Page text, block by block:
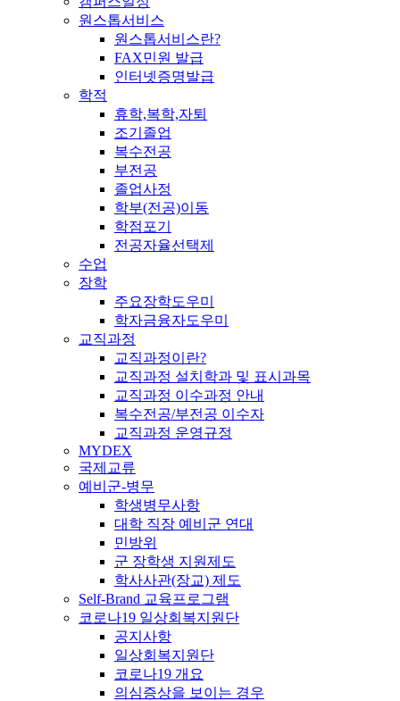
원스톱서비스
원스톱서비스란?
FAX민원 발급
인터넷증명발급
학적
휴학,복학,자퇴
조기졸업
복수전공
부전공
졸업사정
학부(전공)이동
학점포기
전공자율선택제
수업
장학
주요장학도우미
학자금융자도우미
교직과정
교직과정이란?
교직과정 설치학과 및 표시과목
교직과정 이수과정 안내
복수전공/부전공 이수자
교직과정 운영규정
MYDEX
국제교류
예비군-병무
학생병무사항
대학 직장 예비군 연대
민방위
군 장학생 지원제도
학사사관(장교) 제도
Self-Brand 교육프로그램
코로나19 일상회복지원단
공지사항
일상회복지원단
코로나19 개요
의심증상을 보이는 경우